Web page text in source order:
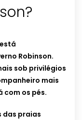
Robinson.
sob privilégios
mais
com os pés.
das praias